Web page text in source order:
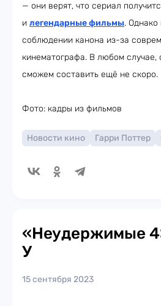
— они верят, что сериал
и легендарные фильмы. Однако
соблюдении канона из-за
кинематографа. В любом случае,
сможем составить ещё не скоро.
Фото: кадры из фильмов
Новости кино Гарри Поттер
«Неудержимые
У
15 сентября 2023